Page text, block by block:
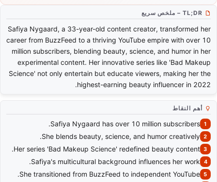
TL;DR – ملخص سريع
Safiya Nygaard, a 33-year-old content creator, transformed her
career from BuzzFeed to a thriving YouTube empire with over 10
million subscribers, blending beauty, science, and humor in her
experimental content. Her innovative series like 'Bad Makeup
Science' not only entertain but educate viewers, making her the
highest-earning beauty influencer in 2022.
أهم النقاط
Safiya Nygaard has over 10 million subscribers.
She blends beauty, science, and humor creatively.
Her series 'Bad Makeup Science' redefined beauty content.
Safiya's multicultural background influences her work.
She transitioned from BuzzFeed to independent YouTube.